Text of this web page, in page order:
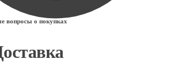
вопросы о покупках